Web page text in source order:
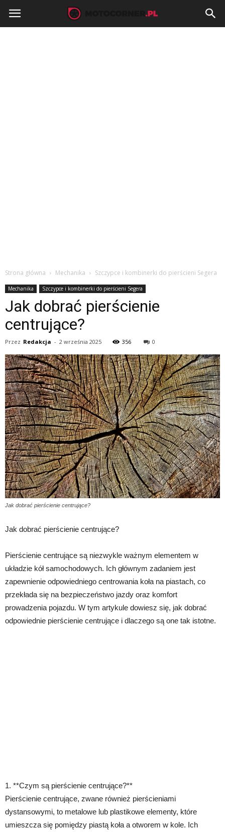
MotoCorner.pl
Strona główna Mechanika Szczypce i kombinerki do pierścieni Segera
Mechanika Szczypce i kombinerki do pierścieni Segera
Jak dobrać pierścienie
centrujące?
Przez Redakcja - 2 września 2025 356 0
Jak dobrać pierścienie centrujące?
Jak dobrać pierścienie centrujące?
Pierścienie centrujące są niezwykle ważnym elementem w
układzie kół samochodowych. Ich głównym zadaniem jest
zapewnienie odpowiedniego centrowania koła na piastach, co
przekłada się na bezpieczeństwo jazdy oraz komfort
prowadzenia pojazdu. W tym artykule dowiesz się, jak dobrać
odpowiednie pierścienie centrujące i dlaczego są one tak istotne.
1. **Czym są pierścienie centrujące?**
Pierścienie centrujące, zwane również pierścieniami
dystansowymi, to metalowe lub plastikowe elementy, które
umieszcza się pomiędzy piastą koła a otworem w kole. Ich